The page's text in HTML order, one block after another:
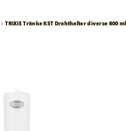
TRIXIE Tränke KST Drahthalter diverse 600 ml